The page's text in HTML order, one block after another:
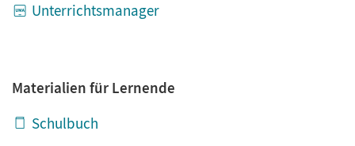
Unterrichtsmanager
Materialien für Lernende
Schulbuch